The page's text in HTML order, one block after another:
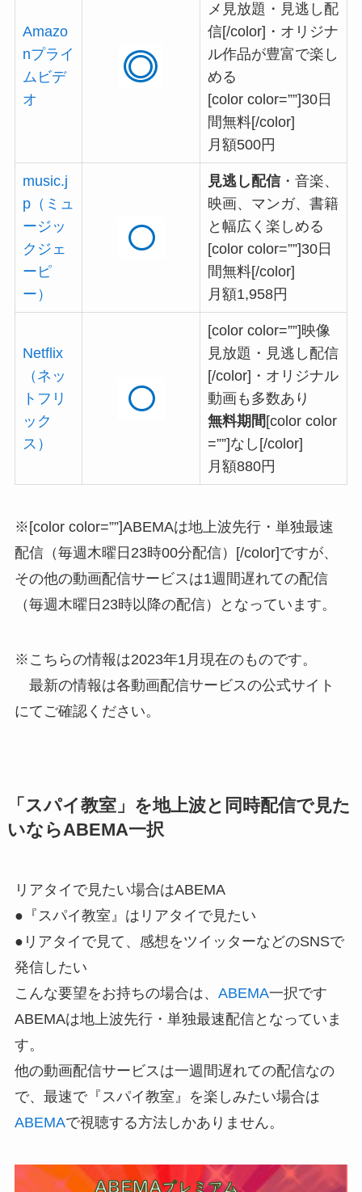
Amazo
nプライ
ムビデ
オ
メ見放題・見逃し配
信[/color]・オリジナ
ル作品が豊富で楽し
める
[color color=””]30日
間無料[/color]
月額500円
music.j
p（ミュ
ージッ
クジェ
ーピ
ー）
見逃し配信・音楽、
映画、マンガ、書籍
と幅広く楽しめる
[color color=””]30日
間無料[/color]
月額1,958円
Netflix
（ネッ
トフリ
ック
ス）
[color color=””]映像
見放題・見逃し配信
[/color]・オリジナル
動画も多数あり
無料期間 [color color
=””]なし[/color]
月額880円
※[color color=””]ABEMAは地上波先行・単独最速
配信（毎週木曜日23時00分配信）[/color]ですが、
その他の動画配信サービスは1週間遅れての配信
（毎週木曜日23時以降の配信）となっています。
※こちらの情報は2023年1月現在のものです。
最新の情報は各動画配信サービスの公式サイト
にてご確認ください。
「スパイ教室」を地上波と同時配信で見た
いならABEMA一択
リアタイで見たい場合はABEMA
●『スパイ教室』はリアタイで見たい
●リアタイで見て、感想をツイッターなどのSNSで
発信したい
こんな要望をお持ちの場合は、 ABEMA一択です
ABEMAは地上波先行・単独最速配信となっていま
す。
他の動画配信サービスは一週間遅れての配信なの
で、最速で『スパイ教室』を楽しみたい場合は
ABEMAで視聴する方法しかありません。